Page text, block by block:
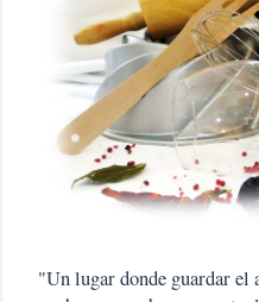
"Un lugar donde guardar el